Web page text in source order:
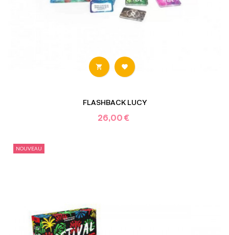
 
FLASHBACK LUCY
26,00 €
NOUVEAU